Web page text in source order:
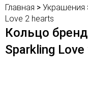
Главная > Украшения
Love 2 hearts
Кольцо
Sparkling